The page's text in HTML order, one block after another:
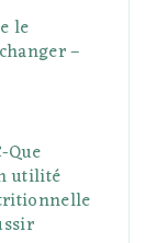
le
–
Que
utilité